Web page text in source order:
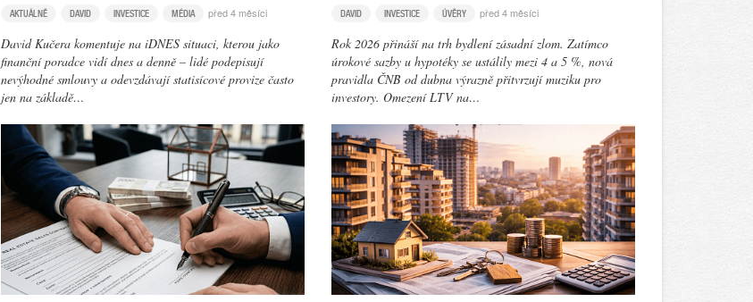
AKTUÁLNĚ DAVID INVESTICE MÉDIA před 4 měsíci
David Kučera komentuje na iDNES situaci, kterou jako
finanční poradce vidí dnes a denně – lidé podepisují
nevýhodné smlouvy a odevzdávají statisícové provize často
jen na základě…
DAVID INVESTICE ÚVĚRY před 4 měsíci
Rok 2026 přináší na trh bydlení zásadní zlom. Zatímco
úrokové sazby u hypotéky se ustálily mezi 4 a 5 %, nová
pravidla ČNB od dubna výrazně přitvrzují muziku pro
investory. Omezení LTV na…